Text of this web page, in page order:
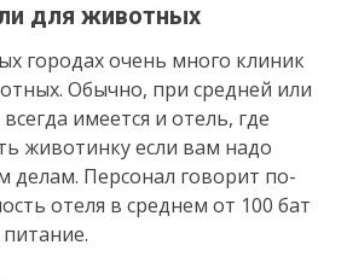
для животных
городах очень много клиник
Обычно, при средней или
имеется и отель, где
животинку если вам надо
делам. Персонал говорит по-
отеля в среднем от 100 бат